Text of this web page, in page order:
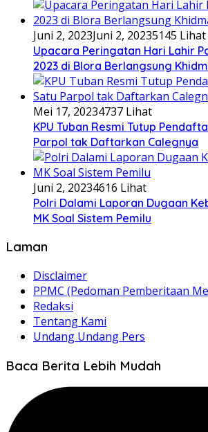
Juni 2, 2023Juni 2, 20235145 Lihat
Upacara Peringatan Hari Lahir
2023 di Blora Berlangsung
Mei 17, 20234737 Lihat
KPU Tuban Resmi Tutup
Parpol tak Daftarkan Calegnya
Juni 2, 20234616 Lihat
Polri Dalami Laporan Dugaan
MK Soal Sistem Pemilu
Laman
Disclaimer
PPMC (Pedoman Pemberitaan
Redaksi
Tentang Kami
Undang Undang Pers
Baca Berita Lebih Mudah